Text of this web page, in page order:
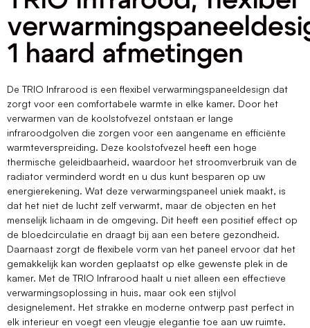
1 haard afmetingen
De TRIO Infrarood is een flexibel verwarmingspaneeldesign dat
zorgt voor een comfortabele warmte in elke kamer. Door het
verwarmen van de koolstofvezel ontstaan er lange
infraroodgolven die zorgen voor een aangename en efficiënte
warmteverspreiding. Deze koolstofvezel heeft een hoge
thermische geleidbaarheid, waardoor het stroomverbruik van de
radiator verminderd wordt en u dus kunt besparen op uw
energierekening. Wat deze verwarmingspaneel uniek maakt, is
dat het niet de lucht zelf verwarmt, maar de objecten en het
menselijk lichaam in de omgeving. Dit heeft een positief effect op
de bloedcirculatie en draagt bij aan een betere gezondheid.
Daarnaast zorgt de flexibele vorm van het paneel ervoor dat het
gemakkelijk kan worden geplaatst op elke gewenste plek in de
kamer. Met de TRIO Infrarood haalt u niet alleen een effectieve
verwarmingsoplossing in huis, maar ook een stijlvol
designelement. Het strakke en moderne ontwerp past perfect in
elk interieur en voegt een vleugje elegantie toe aan uw ruimte.